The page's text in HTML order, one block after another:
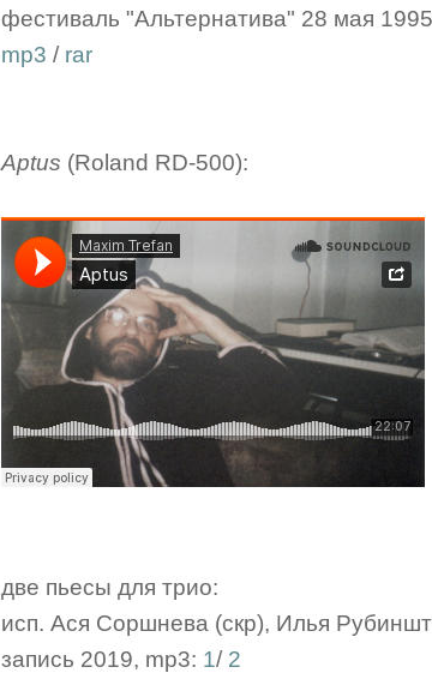
фестиваль "Альтернатива" 28 мая
mp3 / rar
Aptus (Roland RD-500):
две пьесы для трио:
исп. Ася Соршнева (скр), Илья
запись 2019, mp3: 1/ 2